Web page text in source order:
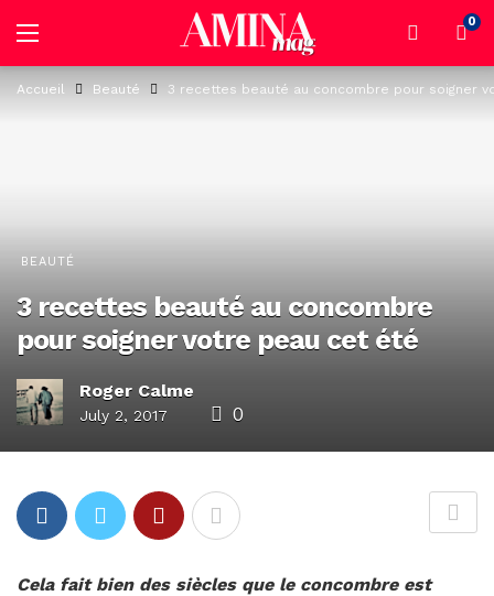
0
Accueil Beauté 3 recettes beauté au concombre pour soigner
BEAUTÉ
3 recettes beauté au concombre
pour soigner votre peau cet été
Roger Calme
July 2, 2017 0
Cela fait bien des siècles que le concombre est